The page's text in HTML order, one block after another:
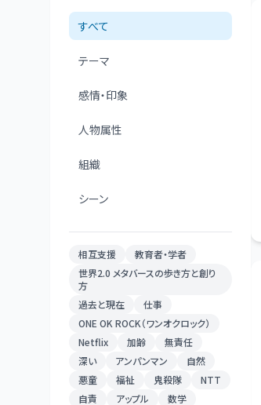
すべて
テーマ
感情・印象
人物属性
組織
シーン
相互支援
教育者・学者
世界2.0 メタバースの歩き方と創り
方
過去と現在
仕事
ONE OK ROCK（ワンオクロック）
Netflix
加齢
無責任
深い
アンパンマン
自然
悪童
福祉 鬼殺隊
NTT
自責
アップル
数学